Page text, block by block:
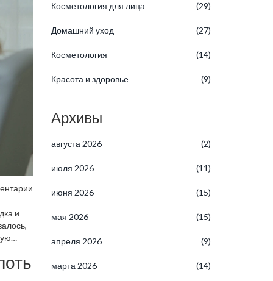
и
Косметология для лица (29)
Домашний уход (27)
Косметология (14)
Красота и здоровье (9)
Архивы
августа 2026 (2)
июля 2026 (11)
июня 2026 (15)
мая 2026 (15)
апреля 2026 (9)
марта 2026 (14)